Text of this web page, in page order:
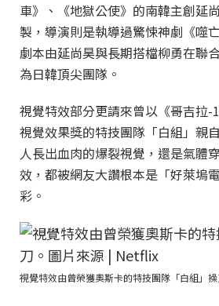
車》、《地獄公使》的南韓主創延
製，導演則是執導過驚悚神劇《噬
劇本由延尚昊與長期搭檔柳勇在聯
為日韓頂尖團隊。
視覺特效部分更請來曾以《哥吉拉-
視覺效果獎的特技團隊「白組」親
人長出血肉的爆裂視覺，還是氣體
效，都被網友大讚根本是「好萊塢
彩。
視覺特效由曾榮獲奧斯卡的特技團隊「白組」